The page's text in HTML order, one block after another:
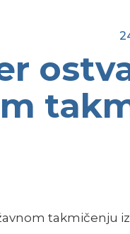
takmičenju